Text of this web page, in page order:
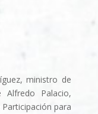
ministro de
Palacio,
para